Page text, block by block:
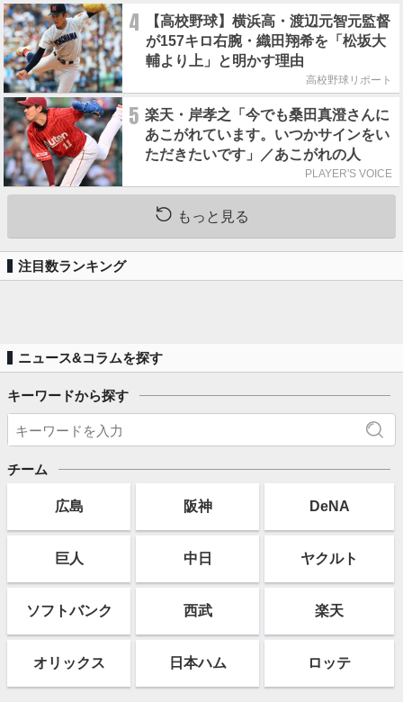
4
【高校野球】横浜高・渡辺元智元監督
が157キロ右腕・織田翔希を「松坂大
輔より上」と明かす理由
高校野球リポート
5 楽天・岸孝之「今でも桑田真澄さんに
あこがれています。いつかサインをい
ただきたいです」／あこがれの人
PLAYER'S VOICE
もっと見る
注目数ランキング
ニュース&コラムを探す
キーワードから探す
チーム
広島 阪神 DeNA
巨人 中日 ヤクルト
ソフトバンク 西武 楽天
オリックス 日本ハム ロッテ